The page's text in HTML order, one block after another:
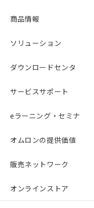
商品情報
ソリューション
ダウンロードセンタ
サービスサポート
eラーニング・セミナ
オムロンの提供価値
販売ネットワーク
オンラインストア